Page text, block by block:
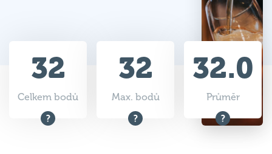
32
Celkem bodů
32
Max. bodů
32.0
Průměr